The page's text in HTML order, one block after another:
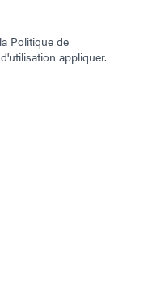
Politique de
appliquer.